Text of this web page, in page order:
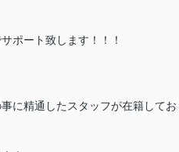
ポート致します！！！
に精通したスタッフが在籍してお